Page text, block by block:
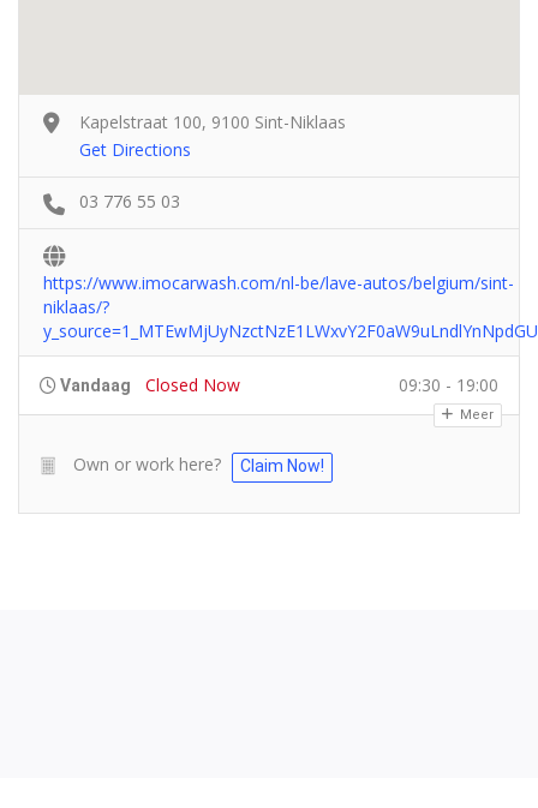
Kapelstraat 100, 9100 Sint-Niklaas
Get Directions
03 776 55 03
https://www.imocarwash.com/nl-be/lave-autos/belgium/sint-
niklaas/?
Vandaag Closed Now 09:30 - 19:00
Meer
Own or work here? Claim Now!